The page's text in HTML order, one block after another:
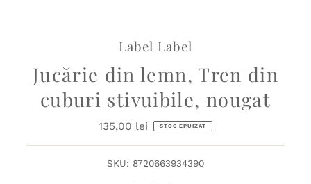
Label Label
Jucărie din lemn, Tren din
cuburi stivuibile, nougat
Preț
135,00 lei STOC EPUIZAT
SKU: 8720663934390